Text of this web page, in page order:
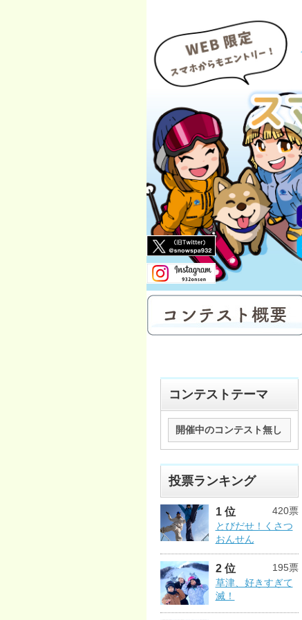
コンテストテーマ
開催中のコンテスト無し
投票ランキング
1 位
420票
とびだせ！くさつ
おんせん
2 位
195票
草津、好きすぎて
滅！